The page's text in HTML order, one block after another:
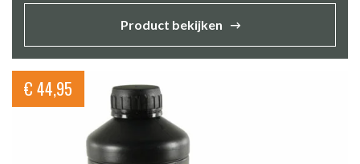
Product bekijken
€ 44,95